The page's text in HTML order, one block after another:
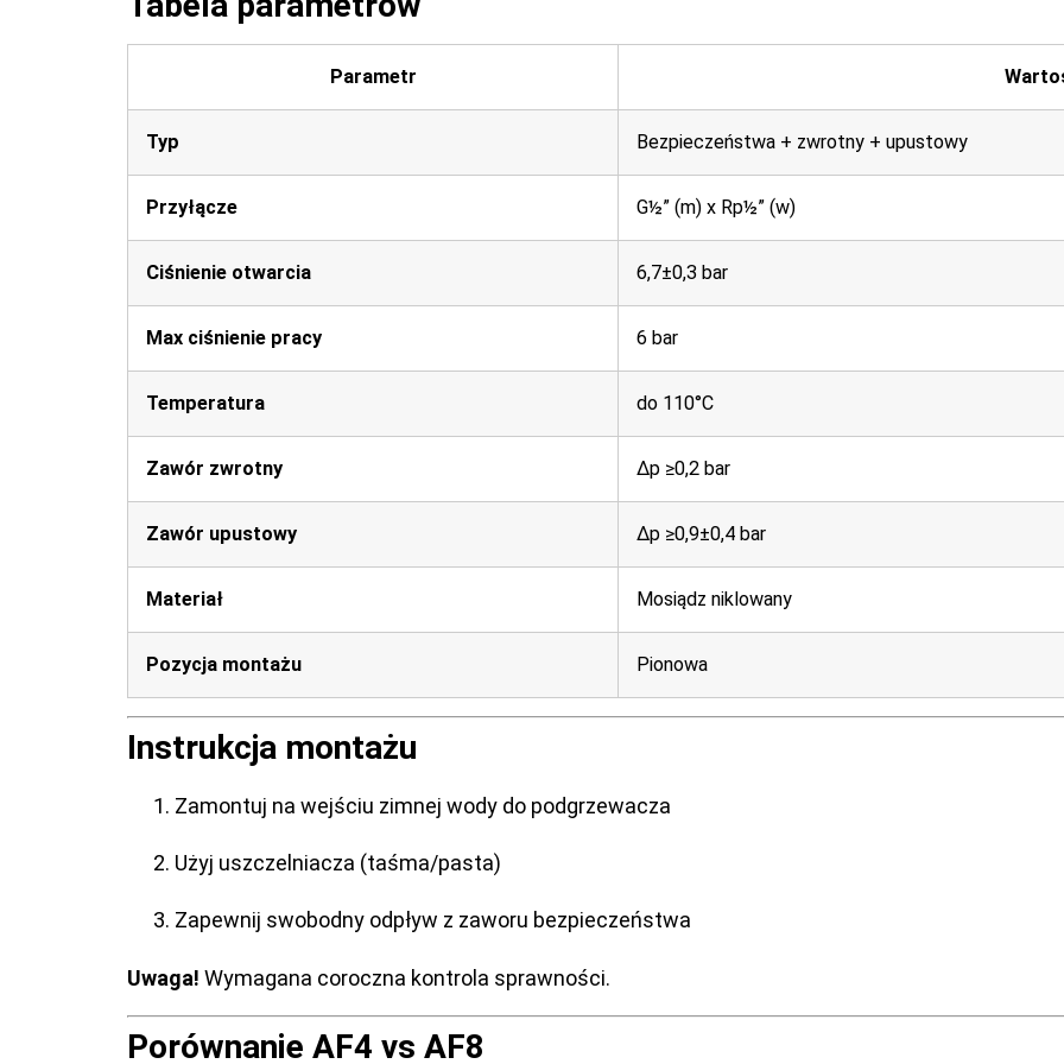
Parametr
Typ Bezpieczeństwa + zwrotny + upustowy
Przyłącze G½” (m) x Rp½” (w)
Ciśnienie otwarcia 6,7±0,3 bar
Max ciśnienie pracy 6 bar
Temperatura do 110°C
Zawór zwrotny Δp ≥0,2 bar
Zawór upustowy Δp ≥0,9±0,4 bar
Materiał Mosiądz niklowany
Pozycja montażu Pionowa
Instrukcja montażu
Zamontuj na wejściu zimnej wody do podgrzewacza
Użyj uszczelniacza (taśma/pasta)
Zapewnij swobodny odpływ z zaworu bezpieczeństwa
Uwaga! Wymagana coroczna kontrola sprawności.
Porównanie AF4 vs AF8